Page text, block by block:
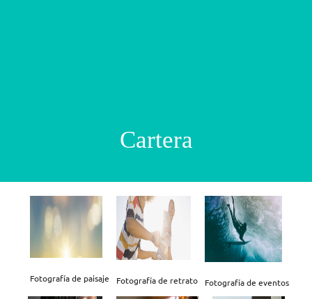
Cartera
Fotografía de paisaje Fotografía de retrato Fotografía de eventos